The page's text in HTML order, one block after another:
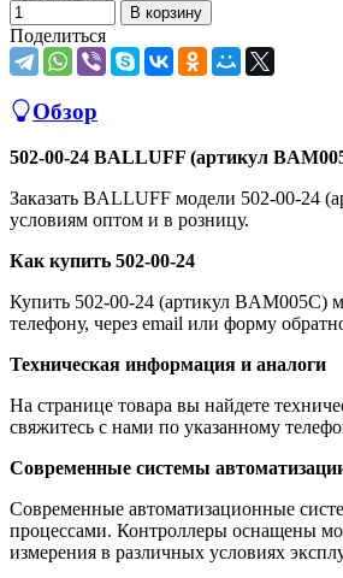
В корзину
Поделиться
Обзор
502-00-24 BALLUFF (артикул
Заказать BALLUFF модели 502-00-24
условиям оптом и в розницу.
Как купить 502-00-24
Купить 502-00-24 (артикул
телефону, через email или форму
Техническая информация и аналоги
На странице товара вы найдете
свяжитесь с нами по указанному
Современные системы
Современные автоматизационные
процессами. Контроллеры оснащены
измерения в различных условиях